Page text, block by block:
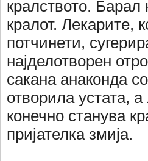
кралството.
кралот. Лекарите,
потчинети,
најделотворен
сакана анаконда
отворила устата,
конечно станува
пријателка змија.